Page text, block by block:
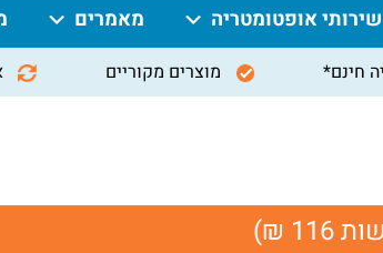
שירותי אופטומטריה מאמרים
חינם* מוצרים מקוריים